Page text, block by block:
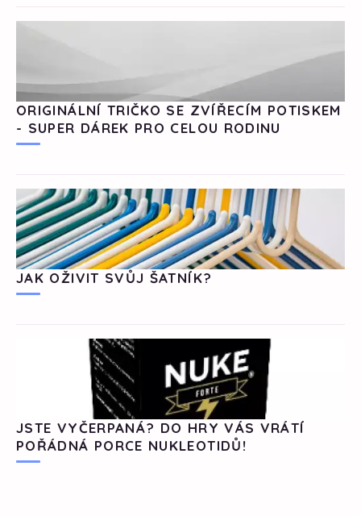
ORIGINÁLNÍ TRIČKO SE ZVÍŘECÍM POTISKEM
- SUPER DÁREK PRO CELOU RODINU
JAK OŽIVIT SVŮJ ŠATNÍK?
JSTE VYČERPANÁ? DO HRY VÁS VRÁTÍ
POŘÁDNÁ PORCE NUKLEOTIDŮ!